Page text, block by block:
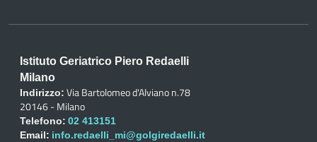
Istituto Geriatrico Piero Redaelli
Milano
Indirizzo: Via Bartolomeo d'Alviano n.78
20146 - Milano
Telefono: 02 413151
Email: info.redaelli_mi@golgiredaelli.it